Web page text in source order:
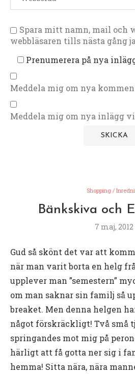
Spara mitt namn, mail och
webbläsaren tills nästa gång
Prenumerera på nya
Meddela mig om nya
Meddela mig om nya inlägg
Shopping /
Bänkskiva och
7 maj, 2012
Gud så skönt det var att
när man varit borta en helg
upplever man ”semestern”
om man saknar sin familj så
breaket. Men denna helgen
något förskräckligt! Två små
springandes mot mig på
härligt att få gotta ner sig i
hemma! Sitta nära, nära